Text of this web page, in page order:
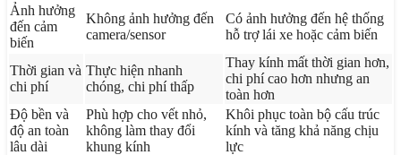
Ảnh hưởng
đến cảm
biến
Không ảnh hưởng đến
camera/sensor
Có ảnh hưởng đến hệ thống
hỗ trợ lái xe hoặc cảm biến
Thời gian và
chi phí
Thực hiện nhanh
chóng, chi phí thấp
Thay kính mất thời gian hơn,
chi phí cao hơn nhưng an
toàn hơn
Độ bền và
độ an toàn
lâu dài
Phù hợp cho vết nhỏ,
không làm thay đổi
khung kính
Khôi phục toàn bộ cấu trúc
kính và tăng khả năng chịu
lực